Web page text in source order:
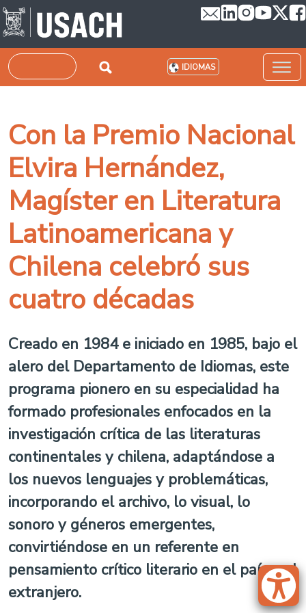
Pasar al contenido principal
Buscar IDIOMAS
Con la Premio Nacional
Elvira Hernández,
Magíster en Literatura
Latinoamericana y
Chilena celebró sus
cuatro décadas
Creado en 1984 e iniciado en 1985, bajo el
alero del Departamento de Idiomas, este
programa pionero en su especialidad ha
formado profesionales enfocados en la
investigación crítica de las literaturas
continentales y chilena, adaptándose a
los nuevos lenguajes y problemáticas,
incorporando el archivo, lo visual, lo
sonoro y géneros emergentes,
convirtiéndose en un referente en
pensamiento crítico literario en el país y el
extranjero.